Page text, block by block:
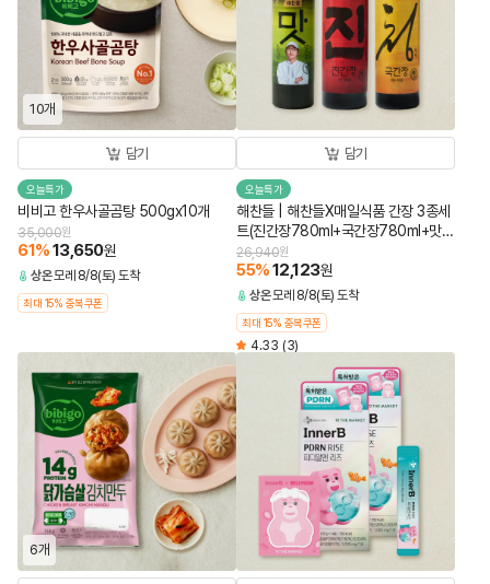
10개
담기
오늘특가
비비고 한우사골곰탕 500gx10개
35,000원
61%13,650원
상온모레 8/8(토) 도착
최대 15% 중복쿠폰
담기
오늘특가
해찬들 | 해찬들X매일식품 간장 3종세
트(진간장780ml+국간장780ml+맛간
장소스450ml)
26,940원
55%12,123원
상온모레 8/8(토) 도착
최대 15% 중복쿠폰
4.33 (3)
6개